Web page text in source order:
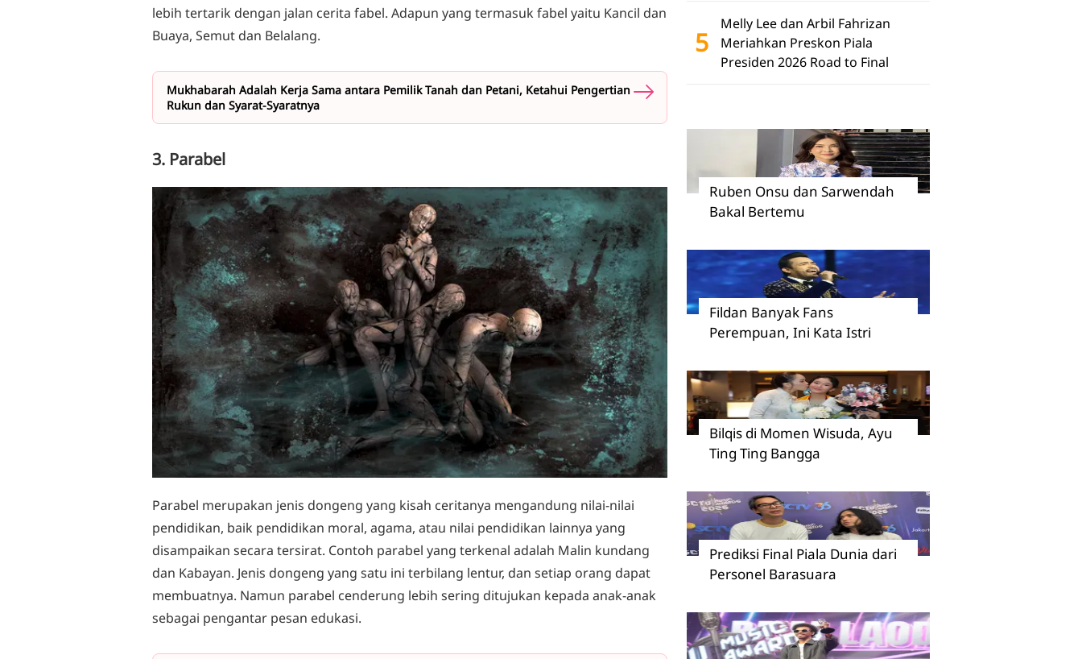
lebih tertarik dengan jalan cerita fabel. Adapun yang termasuk fabel yaitu Kancil dan
Buaya, Semut dan Belalang.
Mukhabarah Adalah Kerja Sama antara Pemilik Tanah dan Petani, Ketahui Pengertian
Rukun dan Syarat-Syaratnya
3. Parabel
Parabel merupakan jenis dongeng yang kisah ceritanya mengandung nilai-nilai
pendidikan, baik pendidikan moral, agama, atau nilai pendidikan lainnya yang
disampaikan secara tersirat. Contoh parabel yang terkenal adalah Malin kundang
dan Kabayan. Jenis dongeng yang satu ini terbilang lentur, dan setiap orang dapat
membuatnya. Namun parabel cenderung lebih sering ditujukan kepada anak-anak
sebagai pengantar pesan edukasi.
5
Melly Lee dan Arbil Fahrizan
Meriahkan Preskon Piala
Presiden 2026 Road to Final
Ruben Onsu dan Sarwendah
Bakal Bertemu
Fildan Banyak Fans
Perempuan, Ini Kata Istri
Bilqis di Momen Wisuda, Ayu
Ting Ting Bangga
Prediksi Final Piala Dunia dari
Personel Barasuara